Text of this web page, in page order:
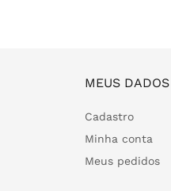
MEUS DADOS
Cadastro
Minha conta
Meus pedidos